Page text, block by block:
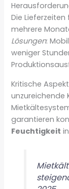
Die
mehrere
Lösungen:
weniger
Kritische
unzureichende
garantieren
Feuchtigkeit